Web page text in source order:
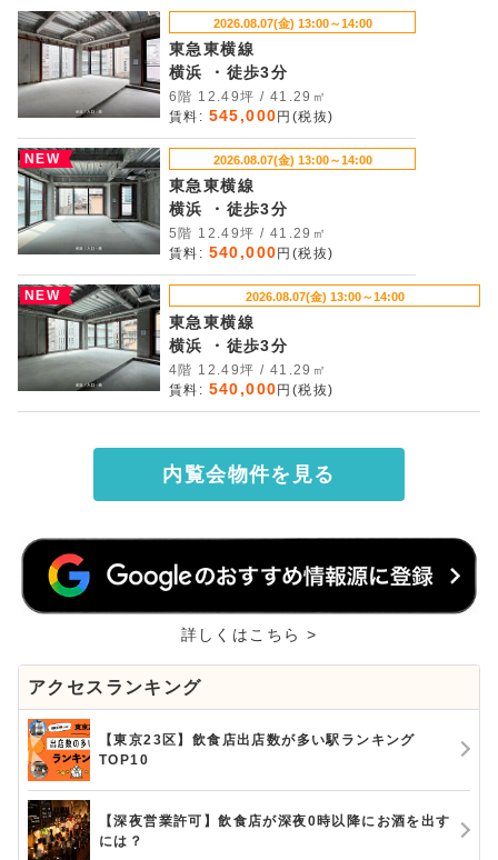
2026.08.07(金) 13:00～14:00
東急東横線
横浜 ・徒歩3分
6階 12.49坪 / 41.29㎡
賃料: 545,000 円(税抜)
NEW 2026.08.07(金) 13:00～14:00
東急東横線
横浜 ・徒歩3分
5階 12.49坪 / 41.29㎡
賃料: 540,000 円(税抜)
NEW 2026.08.07(金) 13:00～14:00
東急東横線
横浜 ・徒歩3分
4階 12.49坪 / 41.29㎡
賃料: 540,000 円(税抜)
内覧会物件を見る
詳しくはこちら >
アクセスランキング
【東京23区】飲食店出店数が多い駅ランキング
TOP10
【深夜営業許可】飲食店が深夜0時以降にお酒を出す
には？